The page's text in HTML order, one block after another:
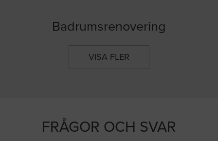
Badrumsrenovering
VISA FLER
FRÅGOR OCH SVAR